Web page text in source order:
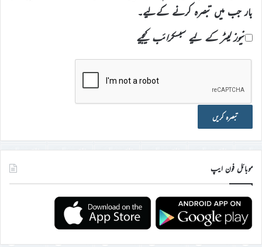
بار جب میں تبصرہ کرنے کےلیے۔
نیوز لیٹر کے لیے سبسکرائب کیجیے
موبائل فون ایپ